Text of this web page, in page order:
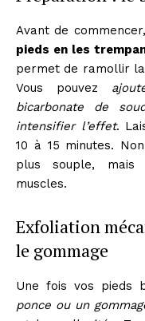
Avant de
pieds en les
permet de ramollir la
Vous pouvez
bicarbonate de
intensifier l’effet.
10 à 15 minutes.
plus souple, mais
muscles.
Exfoliation
le gommage
Une fois vos pieds
ponce ou un